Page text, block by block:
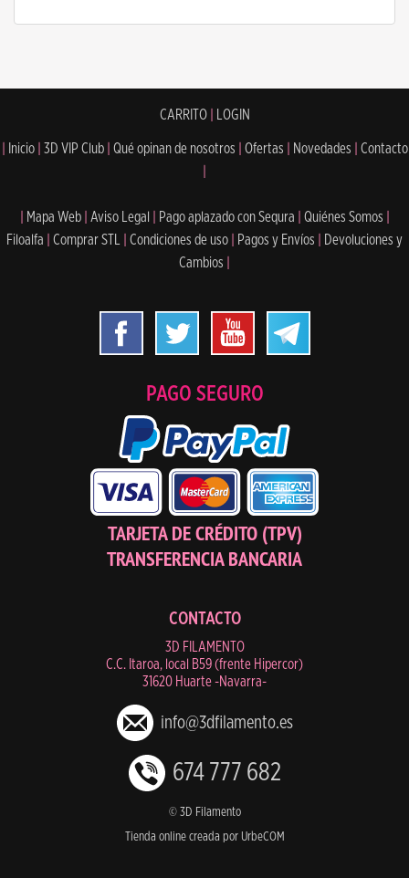
CARRITO| LOGIN
Inicio 3D VIP Club Qué opinan de nosotros Ofertas Novedades
Contacto
Mapa Web Aviso Legal Pago aplazado con Sequra Quiénes Somos
Filoalfa
Comprar STL Condiciones de uso Pagos y Envíos
Devoluciones y
Cambios
PAGO SEGURO
TARJETA DE CRÉDITO (TPV)
TRANSFERENCIA BANCARIA
CONTACTO
3D FILAMENTO
C.C. Itaroa, local B59 (frente Hipercor)
31620 Huarte -Navarra-
info@3dfilamento.es
674 777 682
© 3D Filamento
Tienda online creada por UrbeCOM